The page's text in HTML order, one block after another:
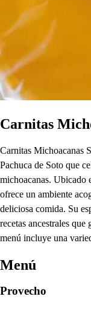
Carnitas
Carnitas Michoacanas
Pachuca de Soto que
michoacanas. Ubicado
ofrece un ambiente
deliciosa comida. Su
recetas ancestrales
menú incluye una
Menú
Provecho